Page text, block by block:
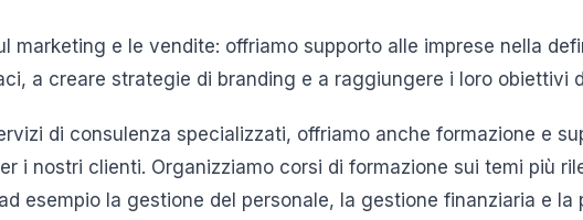
marketing e le vendite: offriamo supporto alle imprese nella
a creare strategie di branding e a raggiungere i loro obiettivi
di consulenza specializzati, offriamo anche formazione e
i nostri clienti. Organizziamo corsi di formazione sui temi più
esempio la gestione del personale, la gestione finanziaria e la